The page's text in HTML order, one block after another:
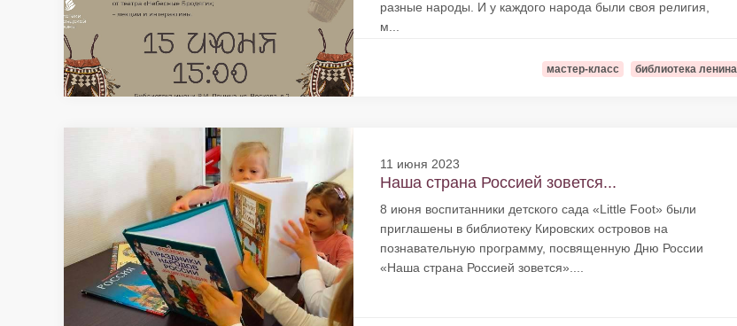
разные народы. И у каждого народа были своя религия,
м...
мастер-класс библиотека ленина
11 июня 2023
Наша страна Россией зовется...
8 июня воспитанники детского сада «Little Foot» были
приглашены в библиотеку Кировских островов на
познавательную программу, посвященную Дню России
«Наша страна Россией зовется»....